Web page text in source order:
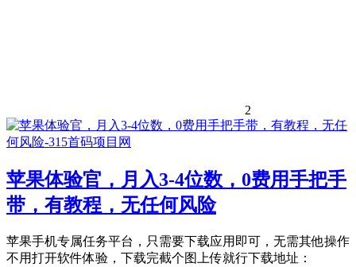
2
苹果体验官，月入3-4位数，0费用手把手
带，有教程，无任何风险
苹果手机专属任务平台，只需要下载应用即可，无需其他操作
不用打开软件体验，下载完截个图上传就行下载地址：